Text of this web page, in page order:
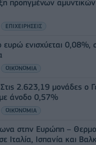
προηγμένων αμυντικών
ΕΠΙΧΕΙΡΗΣΕΙΣ
ενισχύεται 0,08%,
ΟΙΚΟΝΟΜΙΑ
2.623,19 μονάδες ο
άνοδο 0,57%
ΟΙΚΟΝΟΜΙΑ
στην Ευρώπη –
Ιταλία, Ισπανία και